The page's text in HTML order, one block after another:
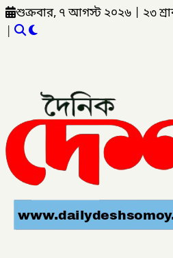
শুক্রবার, ৭ আগস্ট ২০২৬ ২৩
|